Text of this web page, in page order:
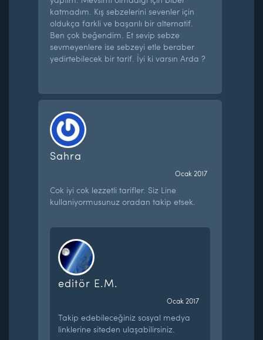
katmadım. Kış sebzelerini sevenler için
oldukça farkli ve başarılı bir alternatif.
Ben çok beğendim. Et sevip sebze
sevmeyenlere ise sebzeyi etle beraber
yedirtebilecek bir tarif. İyi ki varsın Arda ?
Sahra
Ocak 2017
Cok iyi cok lezzetli tarifler. Siz Line
kullaniyormusunuz oradan takip etsek.
editör E.M.
Ocak 2017
Takip edebileceğiniz sosyal medya
linklerine siteden ulaşabilirsiniz.